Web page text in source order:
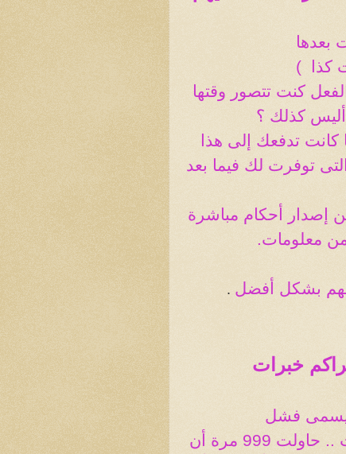
بعدها
كذا
)
كنت تتصور وقتها
كذلك ؟
كانت تدفعك إلى هذا
توفرت لك فيما بعد
إصدار أحكام مباشرة
من معلومات.
بشكل أفضل .
خبرات
يسمى فشل
وكما قال اديسون عندما قيل له : لقد فشلت .. حاولت 999 مرة أن